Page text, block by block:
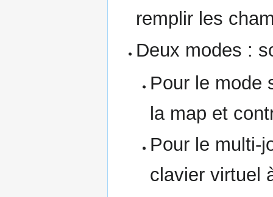
remplir les
Deux modes :
Pour le mode
la map et
Pour le multi-
clavier virtuel